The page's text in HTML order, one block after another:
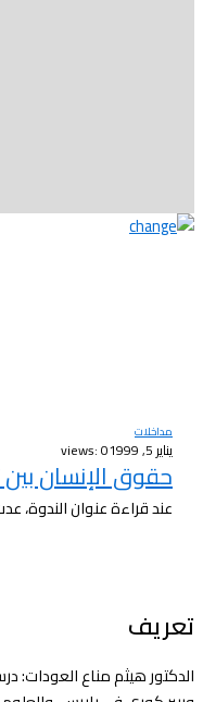
مداخلات
يناير 5, 1999 views: 0
حقوق الإنسان بين
عند قراءة عنوان الندوة،
تعريف
الدكتور هيثم مناع